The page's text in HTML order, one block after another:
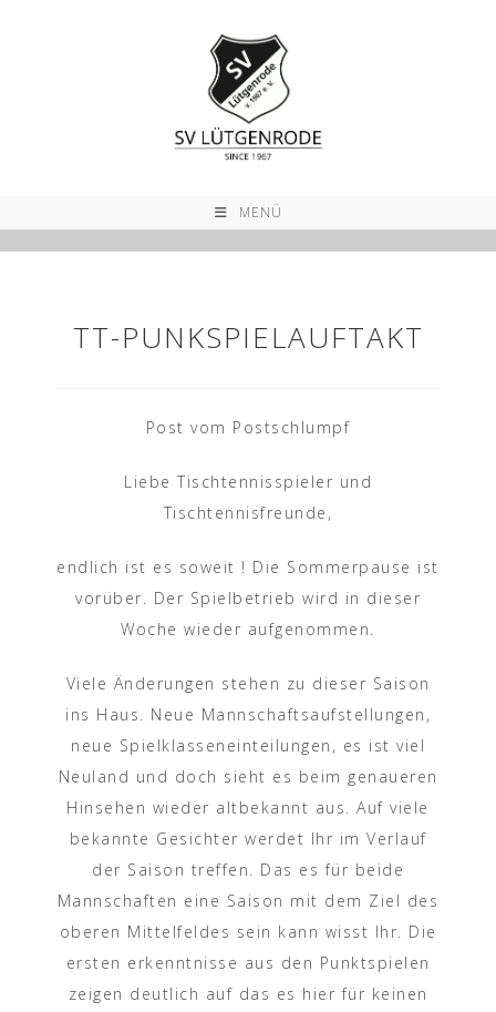
MENÜ
TT-PUNKSPIELAUFTAKT
Post vom Postschlumpf
Liebe Tischtennisspieler und
Tischtennisfreunde,
endlich ist es soweit ! Die Sommerpause ist
vorüber. Der Spielbetrieb wird in dieser
Woche wieder aufgenommen.
Viele Änderungen stehen zu dieser Saison
ins Haus. Neue Mannschaftsaufstellungen,
neue Spielklasseneinteilungen, es ist viel
Neuland und doch sieht es beim genaueren
Hinsehen wieder altbekannt aus. Auf viele
bekannte Gesichter werdet Ihr im Verlauf
der Saison treffen. Das es für beide
Mannschaften eine Saison mit dem Ziel des
oberen Mittelfeldes sein kann wisst Ihr. Die
ersten erkenntnisse aus den Punktspielen
zeigen deutlich auf das es hier für keinen